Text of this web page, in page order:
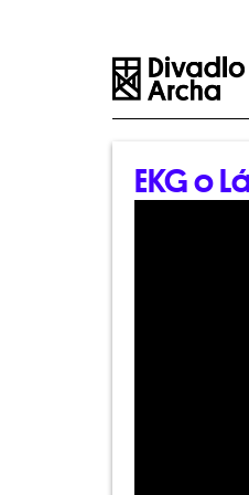
EKG o